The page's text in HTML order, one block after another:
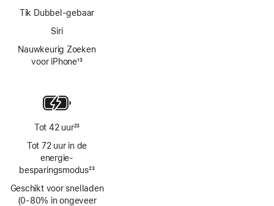
Tik Dubbel-gebaar
Siri
Nauwkeurig Zoeken
voor iPhone13
Tot 42 uur23
Tot 72 uur in de
energie­
besparingsmodus23
Geschikt voor snelladen
(0‑80% in ongeveer